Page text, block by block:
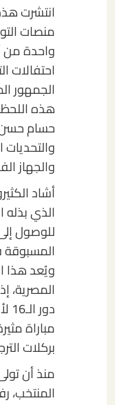
انتشرت
منصات
واحدة من
احتفالات
الجمهور
هذه
حسام حسن
والجهاز
أشاد
الذي بذله
للوصول
المسبوقة
ويُعد هذا
المصرية،
مباراة
بركلات
منذ أن